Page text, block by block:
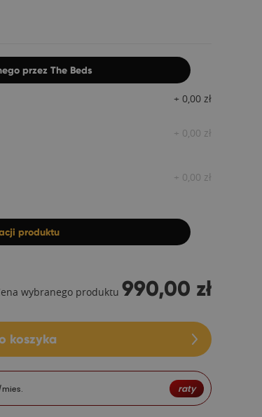
przez The Beds
+ 0,00 zł
+ 0,00 zł
+ 0,00 zł
produktu
wybranego produktu 990,00 zł
koszyka
raty